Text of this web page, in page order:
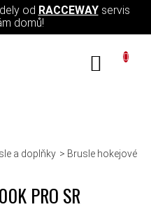
od RACCEWAYservis
domů!
a doplňky
Brusle hokejové
PRO SR